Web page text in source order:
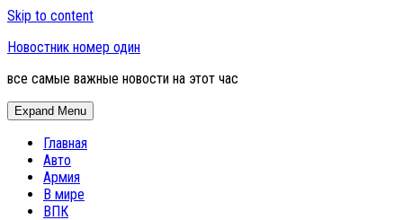
Skip to content
Новостник номер один
все самые важные новости на этот час
Expand Menu
Главная
Авто
Армия
В мире
ВПК